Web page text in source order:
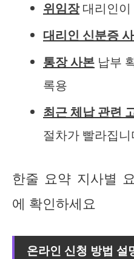
위임장대리인이
대리인 신분증
통장 사본 납부
록용
최근 체납 관련
절차가 빨라집
한줄 요약 지사별
에 확인하세요
온라인 신청 방법 설